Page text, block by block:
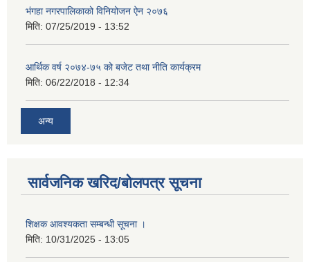
भंगहा नगरपालिकाको विनियोजन ऐन २०७६
मिति: 07/25/2019 - 13:52
आर्थिक वर्ष २०७४-७५ को बजेट तथा नीति कार्यक्रम
मिति: 06/22/2018 - 12:34
अन्य
सार्वजनिक खरिद/बोलपत्र सूचना
शिक्षक आवश्यकता सम्बन्धी सूचना ।
मिति: 10/31/2025 - 13:05